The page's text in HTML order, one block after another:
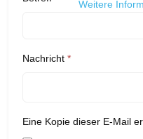
Nachricht *
Eine Kopie dieser E-Mail
Weitere